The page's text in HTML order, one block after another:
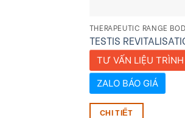
THERAPEUTIC RANGE
TESTIS
TƯ VẤN LIỆU TRÌNH
ZALO BÁO GIÁ
CHI TIẾT